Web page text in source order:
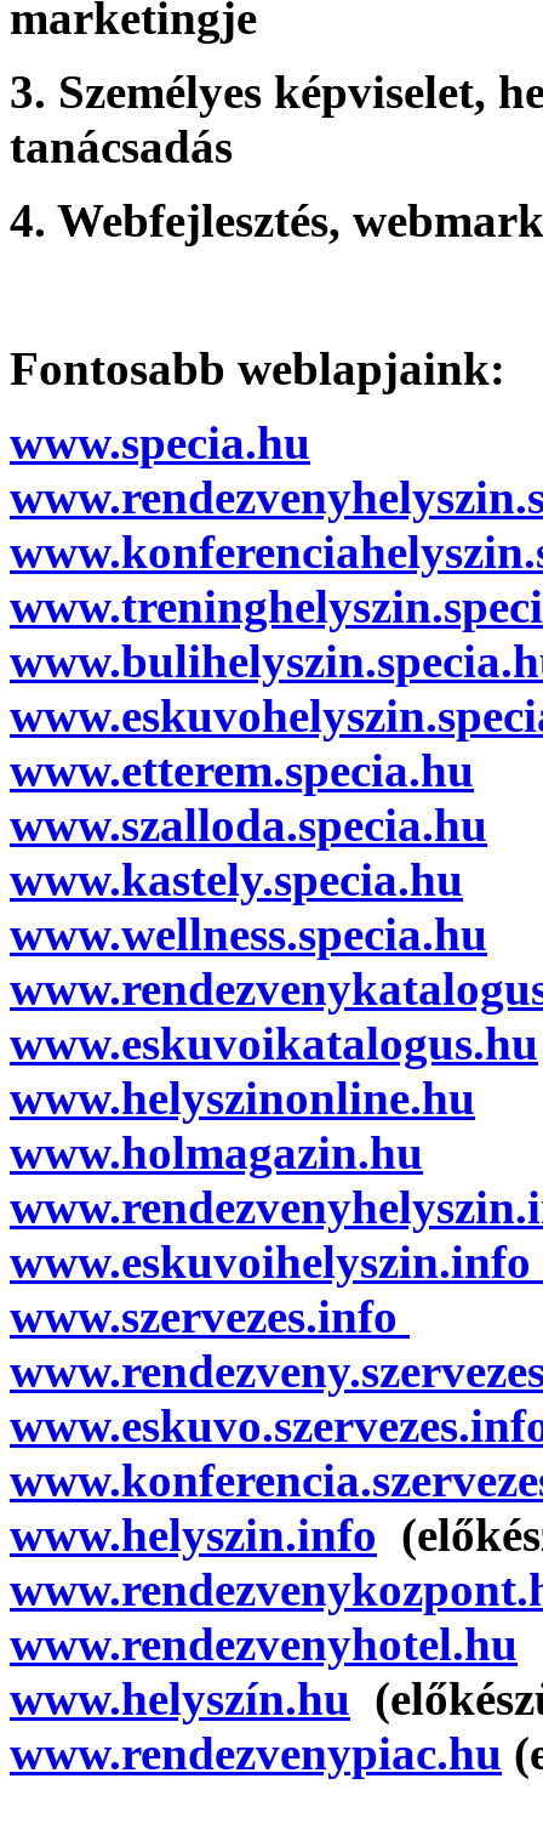
marketingje
3. Személyes képviselet,
tanácsadás
4. Webfejlesztés,
Fontosabb weblapjaink:
www.specia.hu
www.etterem.specia.hu
www.szalloda.specia.hu
www.kastely.specia.hu
www.wellness.specia.hu
www.eskuvoikatalogus.hu
www.helyszinonline.hu
www.holmagazin.hu
www.eskuvoihelyszin.info
www.szervezes.info
www.helyszin.info
www.rendezvenyhotel.hu
www.helyszín.hu
www.rendezvenypiac.hu